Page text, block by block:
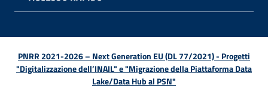
PNRR 2021-2026 – Next Generation EU (DL 77/2021) - Progetti
"Digitalizzazione dell’INAIL" e "Migrazione della Piattaforma Data
Lake/Data Hub al PSN"